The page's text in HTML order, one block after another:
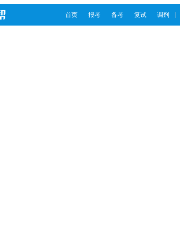
首页 报考 备考 复试 调剂